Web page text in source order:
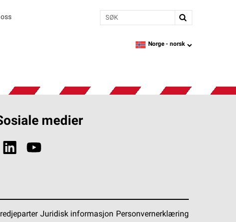
Søk
language
Norge - norsk
medier
Juridisk informasjon Personvernerklæring